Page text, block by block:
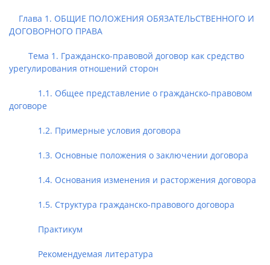
Глава 1. ОБЩИЕ ПОЛОЖЕНИЯ ОБЯЗАТЕЛЬСТВЕННОГО И
ДОГОВОРНОГО ПРАВА
Тема 1. Гражданско-правовой договор как средство
урегулирования отношений сторон
1.1. Общее представление о гражданско-правовом
договоре
1.2. Примерные условия договора
1.3. Основные положения о заключении договора
1.4. Основания изменения и расторжения договора
1.5. Структура гражданско-правового договора
Практикум
Рекомендуемая литература